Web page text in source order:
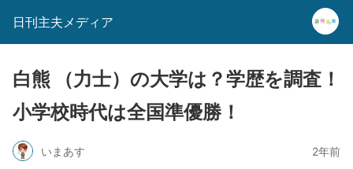
日刊主夫メディア
白熊 （力士）の大学は？学歴を調査！
小学校時代は全国準優勝！
いまあす 2年前